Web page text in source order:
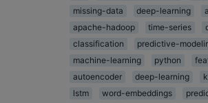
missing-data
deep-learning
apache-hadoop
time-series
classification
predictive-
machine-learning
python
autoencoder
deep-learning
lstm
word-embeddings